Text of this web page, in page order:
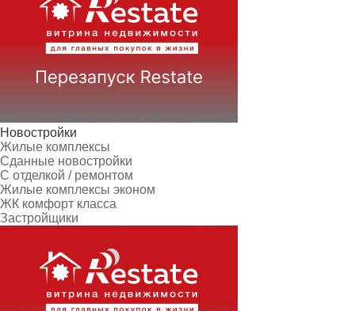
Новостройки
Жилые комплексы
Сданные новостройки
С отделкой / ремонтом
Жилые комплексы эконом
ЖК комфорт класса
Застройщики